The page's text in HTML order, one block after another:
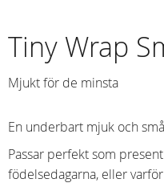
Tiny Wrap
Mjukt för de minsta
En underbart mjuk och
Passar perfekt som
födelsedagarna, eller